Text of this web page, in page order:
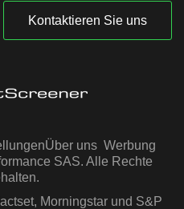
Kontaktieren Sie uns
Über uns Werbung
SAS. Alle Rechte
Morningstar und S&P